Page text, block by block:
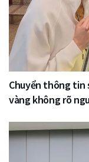
Chuyển thông tin
vàng không rõ